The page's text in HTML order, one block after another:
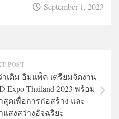
September 1, 2023
POST
เดิม อิมแพ็ค เตรียมจัดงาน
Expo Thailand 2023 พร้อม
ดเพื่อการก่อสร้าง และ
สงสว่างอัจฉริยะ